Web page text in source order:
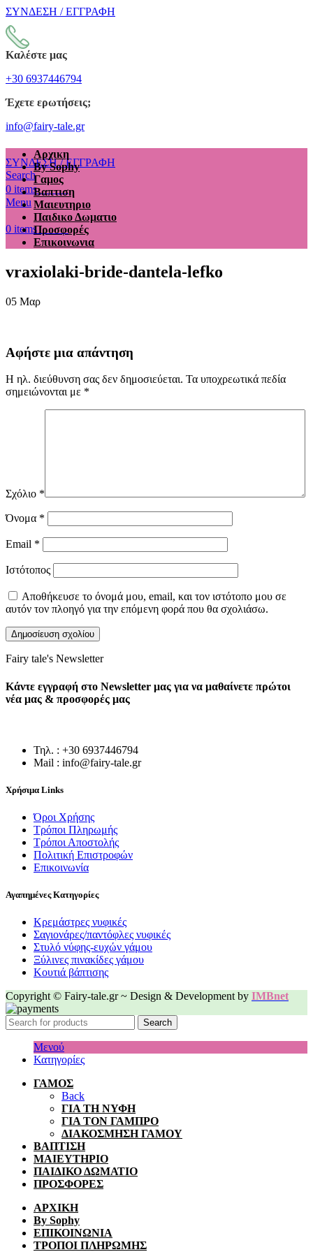
ΣΥΝΔΕΣΗ / ΕΓΓΡΑΦΗ
Καλέστε μας
+30 6937446794
Έχετε ερωτήσεις;
info@fairy-tale.gr
ΣΥΝΔΕΣΗ / ΕΓΓΡΑΦΗ
Search
0 items €0.00
Menu
0 items €0.00
Αρχικη
By Sophy
Γαμος
Βαπτιση
Μαιευτηριο
Παιδικο Δωματιο
Προσφορές
Επικοινωνια
vraxiolaki-bride-dantela-lefko
05 Μαρ
Αφήστε μια απάντηση
Η ηλ. διεύθυνση σας δεν δημοσιεύεται. Τα υποχρεωτικά πεδία
σημειώνονται με *
Σχόλιο *
Όνομα *
Email *
Ιστότοπος
Αποθήκευσε το όνομά μου, email, και τον ιστότοπο μου σε
αυτόν τον πλοηγό για την επόμενη φορά που θα σχολιάσω.
Fairy tale's Newsletter
Κάντε εγγραφή στο Newsletter μας για να μαθαίνετε πρώτοι
νέα μας & προσφορές μας
Τηλ. : +30 6937446794
Mail : info@fairy-tale.gr
Χρήσιμα Links
Όροι Χρήσης
Τρόποι Πληρωμής
Τρόποι Αποστολής
Πολιτική Επιστροφών
Επικοινωνία
Αγαπημένες Κατηγορίες
Κρεμάστρες νυφικές
Σαγιονάρες/παντόφλες νυφικές
Στυλό νύφης-ευχών γάμου
Ξύλινες πινακίδες γάμου
Κουτιά βάπτισης
Copyright © Fairy-tale.gr ~ Design & Development by IMBnet
Search
Μενού
Κατηγορίες
ΓΑΜΟΣ
Back
ΓΙΑ ΤΗ ΝΥΦΗ
ΓΙΑ ΤΟΝ ΓΑΜΠΡΟ
ΔΙΑΚΟΣΜΗΣΗ ΓΑΜΟΥ
ΒΑΠΤΙΣΗ
ΜΑΙΕΥΤΗΡΙΟ
ΠΑΙΔΙΚΟ ΔΩΜΑΤΙΟ
ΠΡΟΣΦΟΡΕΣ
ΑΡΧΙΚΗ
By Sophy
ΕΠΙΚΟΙΝΩΝΙΑ
ΤΡΟΠΟΙ ΠΛΗΡΩΜΗΣ